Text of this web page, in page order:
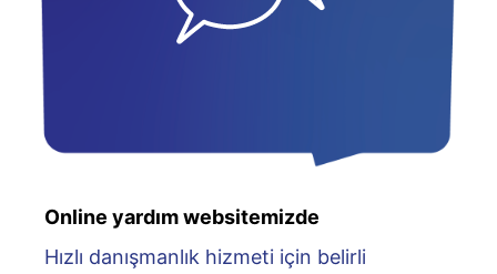
Online yardım websitemizde
Hızlı danışmanlık hizmeti için belirli